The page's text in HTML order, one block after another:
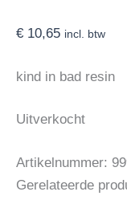
€ 10,65 incl. btw
kind in bad resin
Uitverkocht
Artikelnummer:
Gerelateerde